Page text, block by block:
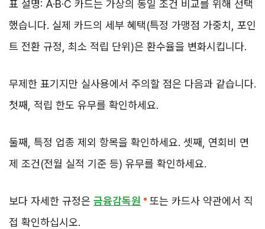
표 설명: A·B·C 카드는 가상의 동일 조건 비교를 위해 선택
했습니다. 실제 카드의 세부 혜택(특정 가맹점 가중치, 포인
트 전환 규정, 최소 적립 단위)은 환수율을 변화시킵니다.
무제한 표기지만 실사용에서 주의할 점은 다음과 같습니다.
첫째, 적립 한도 유무를 확인하세요.
둘째, 특정 업종 제외 항목을 확인하세요. 셋째, 연회비 면
제 조건(전월 실적 기준 등) 유무를 확인하세요.
보다 자세한 규정은 금융감독원
또는 카드사 약관에서 직
접 확인하십시오.